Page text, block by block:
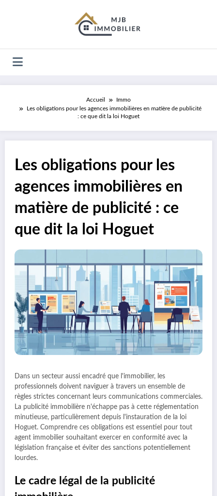
Accueil
Immo
Les obligations pour les agences immobilières en matière de publicité
: ce que dit la loi Hoguet
Les obligations pour les
agences immobilières en
matière de publicité : ce
que dit la loi Hoguet
Dans un secteur aussi encadré que l'immobilier, les
professionnels doivent naviguer à travers un ensemble de
règles strictes concernant leurs communications commerciales.
La publicité immobilière n'échappe pas à cette réglementation
minutieuse, particulièrement depuis l'instauration de la loi
Hoguet. Comprendre ces obligations est essentiel pour tout
agent immobilier souhaitant exercer en conformité avec la
législation française et éviter des sanctions potentiellement
lourdes.
Le cadre légal de la publicité